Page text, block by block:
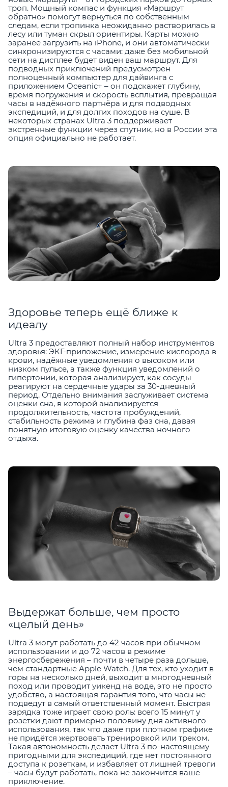
троп. Мощный компас и функция «Маршрут
обратно» помогут вернуться по собственным
следам, если тропинка неожиданно растворилась в
лесу или туман скрыл ориентиры. Карты можно
заранее загрузить на iPhone, и они автоматически
синхронизируются с часами: даже без мобильной
сети на дисплее будет виден ваш маршрут. Для
подводных приключений предусмотрен
полноценный компьютер для дайвинга с
приложением Oceanic+ – он подскажет глубину,
время погружения и скорость всплытия, превращая
часы в надёжного партнёра и для подводных
экспедиций, и для долгих походов на суше. В
некоторых странах Ultra 3 поддерживает
экстренные функции через спутник, но в России эта
опция официально не работает.
Здоровье теперь ещё ближе к
идеалу
Ultra 3 предоставляют полный набор инструментов
здоровья: ЭКГ-приложение, измерение кислорода в
крови, надёжные уведомления о высоком или
низком пульсе, а также функция уведомлений о
гипертонии, которая анализирует, как сосуды
реагируют на сердечные удары за 30-дневный
период. Отдельно внимания заслуживает система
оценки сна, в которой анализируется
продолжительность, частота пробуждений,
стабильность режима и глубина фаз сна, давая
понятную итоговую оценку качества ночного
отдыха.
Выдержат больше, чем просто
«целый день»
Ultra 3 могут работать до 42 часов при обычном
использовании и до 72 часов в режиме
энергосбережения – почти в четыре раза дольше,
чем стандартные Apple Watch. Для тех, кто уходит в
горы на несколько дней, выходит в многодневный
поход или проводит уикенд на воде, это не просто
удобство, а настоящая гарантия того, что часы не
подведут в самый ответственный момент. Быстрая
зарядка тоже играет свою роль: всего 15 минут у
розетки дают примерно половину дня активного
использования, так что даже при плотном графике
не придётся жертвовать тренировкой или треком.
Такая автономность делает Ultra 3 по-настоящему
пригодными для экспедиций, где нет постоянного
доступа к розеткам, и избавляет от лишней тревоги
– часы будут работать, пока не закончится ваше
приключение.